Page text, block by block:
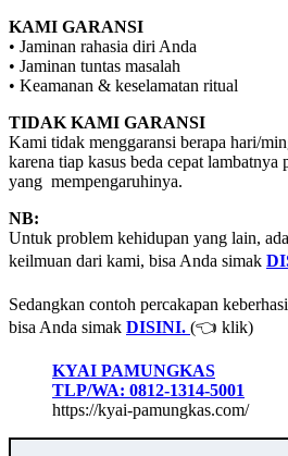
KAMI GARANSI
• Jaminan rahasia diri Anda
• Jaminan tuntas masalah
• Keamanan & keselamatan ritual
TIDAK KAMI GARANSI
Kami tidak menggaransi berapa hari/
karena tiap kasus beda cepat
yang mempengaruhinya.
NB:
Untuk problem kehidupan yang lain,
keilmuan dari kami, bisa Anda simak
Sedangkan contoh percakapan
bisa Anda simak DISINI. (👈 klik)
KYAI PAMUNGKAS
TLP/WA: 0812-1314-5001
https://kyai-pamungkas.com/